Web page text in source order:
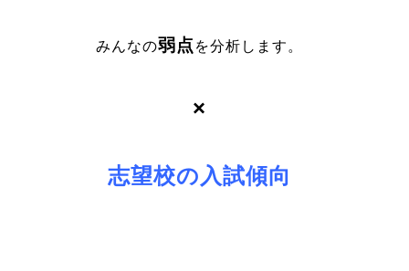
みんなの弱点 を分析します。
×
志望校の入試傾向